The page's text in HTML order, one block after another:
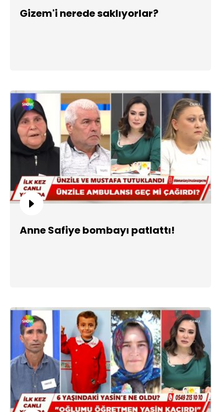
Gizem'i nerede saklıyorlar?
Anne Safiye bombayı patlattı!